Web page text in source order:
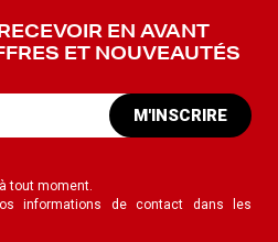
EN AVANT
ET NOUVEAUTÉS
M'INSCRIRE
tout moment.
informations de contact dans les